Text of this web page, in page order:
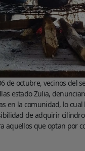
de octubre, vecinos del
estado Zulia,
en la comunidad, lo cual
de adquirir
aquellos que optan por